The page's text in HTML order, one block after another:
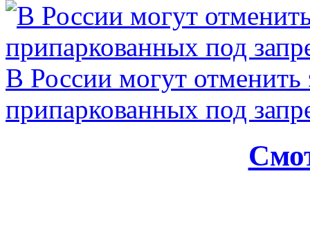
В России могут
припаркованных под